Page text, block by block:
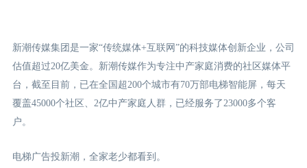
新潮传媒集团是一家“传统媒体+互联网”的科技媒体创新企业，公司
估值超过20亿美金。新潮传媒作为专注中产家庭消费的社区媒体平
台，截至目前，已在全国超200个城市有70万部电梯智能屏，每天
覆盖45000个社区、2亿中产家庭人群，已经服务了23000多个客
户。
电梯广告投新潮，全家老少都看到。